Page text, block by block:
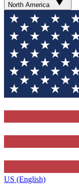
North America
US (English)